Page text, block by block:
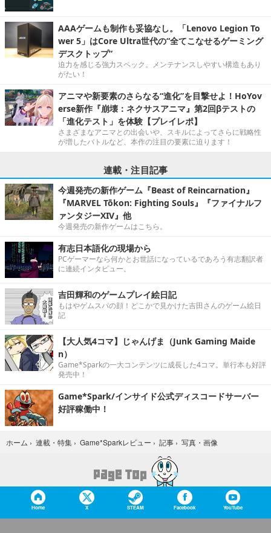
AAAゲームも制作も妥協なし。「Lenovo Legion To
wer 5」はCore Ultra世代の“全てこなせるゲーミング
デスクトップ”
迫力を感じる強力スペック。メンテナンスしやすい構造もあり
がたい！
アニマや新要素のさらなる“進化”を目撃せよ！HoYov
erse新作『崩壊：ネクサスアニマ』第2回βテストの
「進化テスト」を体験【プレイレポ】
さまざまなアニマとの出会いや、スキルによってさらに戦略性
が増したバトルなど、本作の注目の要素に迫ります！
連載・注目記事
今週発売の新作ゲーム『Beast of Reincarnation』
『MARVEL Tōkon: Fighting Souls』『ファイナルフ
ァンタジーXIV』他
今週発売の新作ゲームはこちら。
有志日本語化の現場から
PCゲーマーなら何かとお世話になっているであろう有志翻訳者
に連続インタビュー。
吉田輝和のゲームプレイ絵日記
もはやゲムスパの顔！どこかで見かけた吉田さんのゲーム絵日
記
【大人気4コマ】じゃんげま（Junk Gaming Maide
n）
Game*Sparkの一大コンテンツに成長した4コマ。単行本も好評
発売中！
Game*Spark/インサイド公式ディスコードサーバー
好評稼働中！
ホーム › 連載・特集 › Game*Sparkレビュー › 記事 › 写真・画像
Home X STEAM Facebook YouTube